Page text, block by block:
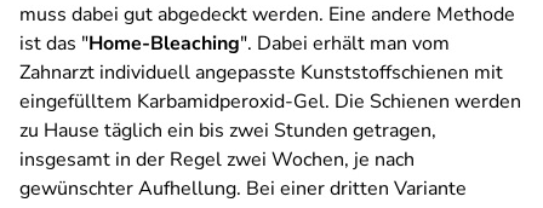
muss dabei gut abgedeckt werden. Eine andere Methode
ist das "Home-Bleaching". Dabei erhält man vom
Zahnarzt individuell angepasste Kunststoffschienen mit
eingefülltem Karbamidperoxid-Gel. Die Schienen werden
zu Hause täglich ein bis zwei Stunden getragen,
insgesamt in der Regel zwei Wochen, je nach
gewünschter Aufhellung. Bei einer dritten Variante